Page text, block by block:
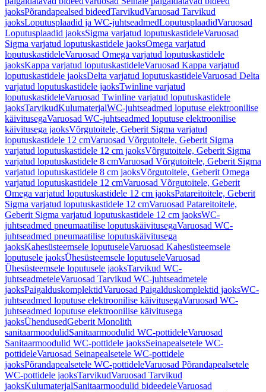
jaoksPõrandapealsed bideedTarvikudVaruosad Tarvikud
jaoksLoputusplaadid ja WC-juhtseadmedLoputusplaadidVaruosad
Loputusplaadid jaoksSigma varjatud loputuskastideleVaruosad
Sigma varjatud loputuskastidele jaoksOmega varjatud
loputuskastideleVaruosad Omega varjatud loputuskastidele
jaoksKappa varjatud loputuskastideleVaruosad Kappa varjatud
loputuskastidele jaoksDelta varjatud loputuskastideleVaruosad Delta
varjatud loputuskastidele jaoksTwinline varjatud
loputuskastideleVaruosad Twinline varjatud loputuskastidele
jaoksTarvikudKulumaterjalWC-juhtseadmed loputuse elektroonilise
käivitusegaVaruosad WC-juhtseadmed loputuse elektroonilise
käivitusega jaoksVõrgutoitele, Geberit Sigma varjatud
loputuskastidele 12 cmVaruosad Võrgutoitele, Geberit Sigma
varjatud loputuskastidele 12 cm jaoksVõrgutoitele, Geberit Sigma
varjatud loputuskastidele 8 cmVaruosad Võrgutoitele, Geberit Sigma
varjatud loputuskastidele 8 cm jaoksVõrgutoitele, Geberit Omega
varjatud loputuskastidele 12 cmVaruosad Võrgutoitele, Geberit
Omega varjatud loputuskastidele 12 cm jaoksPatareitoitele, Geberit
Sigma varjatud loputuskastidele 12 cmVaruosad Patareitoitele,
Geberit Sigma varjatud loputuskastidele 12 cm jaoksWC-
juhtseadmed pneumaatilise loputuskäivitusegaVaruosad WC-
juhtseadmed pneumaatilise loputuskäivitusega
jaoksKahesüsteemsele loputuseleVaruosad Kahesüsteemsele
loputusele jaoksÜhesüsteemsele loputuseleVaruosad
Ühesüsteemsele loputusele jaoksTarvikud WC-
juhtseadmeteleVaruosad Tarvikud WC-juhtseadmetele
jaoksPaigalduskomplektidVaruosad Paigalduskomplektid jaoksWC-
juhtseadmed loputuse elektroonilise käivitusegaVaruosad WC-
juhtseadmed loputuse elektroonilise käivitusega
jaoksÜhendusedGeberit Monolith
sanitaarmoodulidSanitaarmoodulid WC-pottideleVaruosad
Sanitaarmoodulid WC-pottidele jaoksSeinapealsetele WC-
pottideleVaruosad Seinapealsetele WC-pottidele
jaoksPõrandapealsetele WC-pottideleVaruosad Põrandapealsetele
WC-pottidele jaoksTarvikudVaruosad Tarvikud
jaoksKulumaterjalSanitaarmoodulid bideedeleVaruosad